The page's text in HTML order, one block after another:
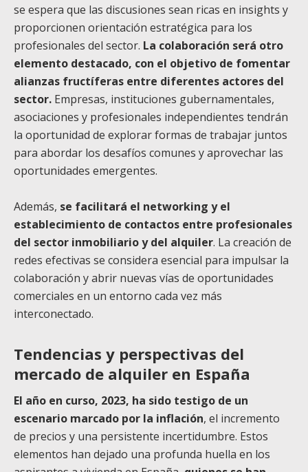
se espera que las discusiones sean ricas en insights y
proporcionen orientación estratégica para los
profesionales del sector. La colaboración será otro
elemento destacado, con el objetivo de fomentar
alianzas fructíferas entre diferentes actores del
sector. Empresas, instituciones gubernamentales,
asociaciones y profesionales independientes tendrán
la oportunidad de explorar formas de trabajar juntos
para abordar los desafíos comunes y aprovechar las
oportunidades emergentes.
Además, se facilitará el networking y el
establecimiento de contactos entre profesionales
del sector inmobiliario y del alquiler. La creación de
redes efectivas se considera esencial para impulsar la
colaboración y abrir nuevas vías de oportunidades
comerciales en un entorno cada vez más
interconectado.
Tendencias y perspectivas del
mercado de alquiler en España
El año en curso, 2023, ha sido testigo de un
escenario marcado por la inflación, el incremento
de precios y una persistente incertidumbre. Estos
elementos han dejado una profunda huella en los